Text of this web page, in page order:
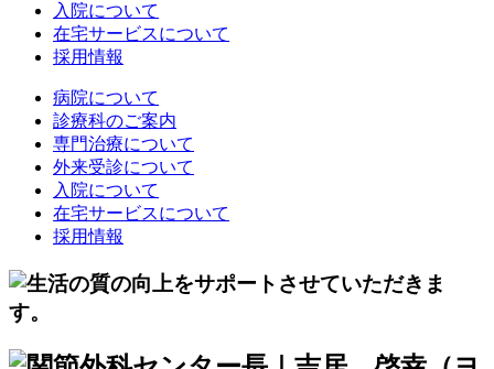
入院について
在宅サービスについて
採用情報
病院について
診療科のご案内
専門治療について
外来受診について
入院について
在宅サービスについて
採用情報